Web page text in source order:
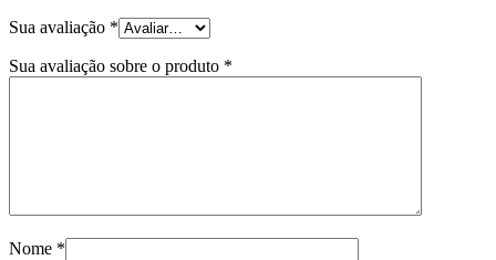
Sua avaliação *
Sua avaliação sobre o produto *
Nome *